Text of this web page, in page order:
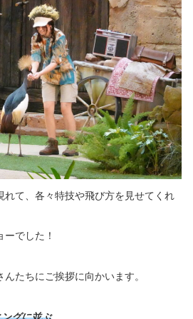
れて、各々特技や飛び方を見せてくれ
でした！
たちにご挨拶に向かいます。